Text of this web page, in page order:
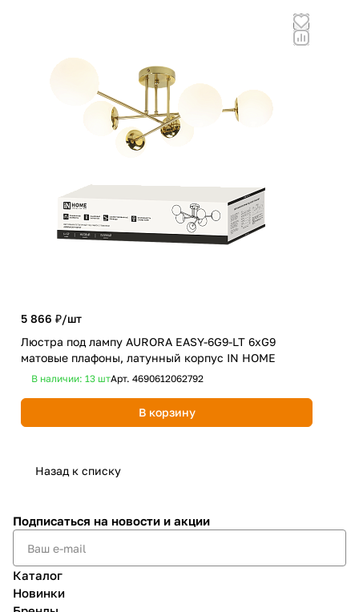
5 866 ₽/шт
Люстра под лампу AURORA EASY-6G9-LT 6xG9
матовые плафоны, латунный корпус IN HOME
В наличии: 13 штАрт. 4690612062792
В корзину
Назад к списку
Подписаться на новости и акции
Каталог
Новинки